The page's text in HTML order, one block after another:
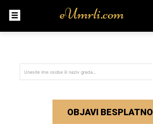
Unesite ime osobe ili naziv grada...
OBJAVI BESPLATNO